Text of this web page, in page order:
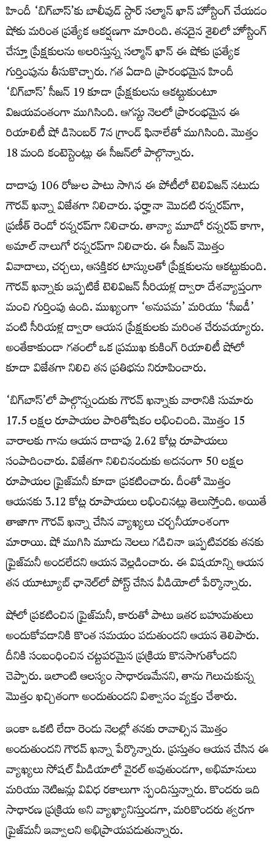
హిందీ ‘బిగ్‌బాస్’కు బాలీవుడ్ స్టార్ సల్మాన్ ఖాన్ హోస్టింగ్ చేయడం
షోకు మరింత ప్రత్యేక ఆకర్షణగా మారింది. తనదైన శైలిలో హోస్టింగ్
చేస్తూ ప్రేక్షకులను అలరిస్తున్న సల్మాన్ ఖాన్ ఈ షోకు ప్రత్యేక
గుర్తింపును తీసుకొచ్చారు. గత ఏడాది ప్రారంభమైన హిందీ
‘బిగ్‌బాస్’ సీజన్ 19 కూడా ప్రేక్షకులను ఆకట్టుకుంటూ
విజయవంతంగా ముగిసింది. ఆగస్టు నెలలో ప్రారంభమైన ఈ
రియాలిటీ షో డిసెంబర్ 7న గ్రాండ్ ఫినాలేతో ముగిసింది. మొత్తం
18 మంది కంటెస్టెంట్లు ఈ సీజన్‌లో పాల్గొన్నారు.
దాదాపు 106 రోజుల పాటు సాగిన ఈ పోటీలో టెలివిజన్ నటుడు
గౌరవ్ ఖన్నా విజేతగా నిలిచారు. ఫర్హానా మొదటి రన్నరప్‌గా,
ప్రణీత్ రెండో రన్నరప్‌గా నిలిచారు. తాన్యా మూడో రన్నరప్ కాగా,
అమాల్ నాలుగో రన్నరప్‌గా నిలిచారు. ఈ సీజన్ మొత్తం
వివాదాలు, చర్చలు, ఆసక్తికర టాస్కులతో ప్రేక్షకులను ఆకట్టుకుంది.
గౌరవ్ ఖన్నాకు ఇప్పటికే టెలివిజన్ సీరియళ్ల ద్వారా దేశవ్యాప్తంగా
మంచి గుర్తింపు ఉంది. ముఖ్యంగా ‘అనుపమ’ మరియు ‘సీఐడీ’
వంటి సీరియళ్ల ద్వారా ఆయన ప్రేక్షకులకు మరింత చేరువయ్యారు.
అంతేకాకుండా గతంలో ఒక ప్రముఖ కుకింగ్ రియాలిటీ షోలో
కూడా విజేతగా నిలిచి తన ప్రతిభను నిరూపించారు.
‘బిగ్‌బాస్’లో పాల్గొన్నందుకు గౌరవ్ ఖన్నాకు వారానికి సుమారు
17.5 లక్షల రూపాయల పారితోషికం లభించింది. మొత్తం 15
వారాలకు గాను ఆయన దాదాపు 2.62 కోట్ల రూపాయలు
సంపాదించారు. విజేతగా నిలిచినందుకు అదనంగా 50 లక్షల
రూపాయల ప్రైజ్‌మనీ కూడా ప్రకటించారు. దీంతో మొత్తం
ఆయనకు 3.12 కోట్ల రూపాయలు లభించినట్లు తెలుస్తోంది. అయితే
తాజాగా గౌరవ్ ఖన్నా చేసిన వ్యాఖ్యలు చర్చనీయాంశంగా
మారాయి. షో ముగిసి మూడు నెలలు గడిచినా ఇప్పటివరకు తనకు
ప్రైజ్‌మనీ అందలేదని ఆయన వెల్లడించారు. ఈ విషయాన్ని ఆయన
తన యూట్యూబ్ ఛానెల్‌లో పోస్ట్ చేసిన వీడియోలో పేర్కొన్నారు.
షోలో ప్రకటించిన ప్రైజ్‌మనీ, కారుతో పాటు ఇతర బహుమతులు
అందుకోవడానికి కొంత సమయం పడుతుందని ఆయన తెలిపారు.
దీనికి సంబంధించిన చట్టపరమైన ప్రక్రియ కొనసాగుతోందని
చెప్పారు. ఇలాంటి ఆలస్యం సాధారణమేనని, తాను గెలుచుకున్న
మొత్తం ఖచ్చితంగా అందుతుందని విశ్వాసం వ్యక్తం చేశారు.
ఇంకా ఒకటి లేదా రెండు నెలల్లో తనకు రావాల్సిన మొత్తం
అందుతుందని గౌరవ్ ఖన్నా పేర్కొన్నారు. ప్రస్తుతం ఆయన చేసిన ఈ
వ్యాఖ్యలు సోషల్ మీడియాలో వైరల్ అవుతుండగా, అభిమానులు
మరియు నెటిజన్లు వివిధ రకాలుగా స్పందిస్తున్నారు. కొందరు ఇది
సాధారణ ప్రక్రియ అని వ్యాఖ్యానిస్తుండగా, మరికొందరు త్వరగా
ప్రైజ్‌మనీ ఇవ్వాలని అభిప్రాయపడుతున్నారు.